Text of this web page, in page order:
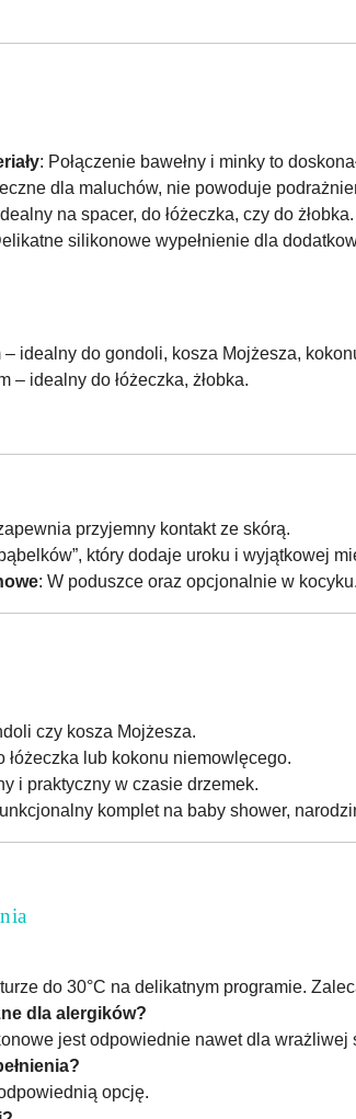
: Połączenie bawełny i minky to
dla maluchów, nie powoduje
na spacer, do łóżeczka, czy do żłobka.
silikonowe wypełnienie dla
idealny do gondoli, kosza Mojżesza,
– idealny do łóżeczka, żłobka.
przyjemny kontakt ze skórą.
który dodaje uroku i wyjątkowej
: W poduszce oraz opcjonalnie w kocyku.
czy kosza Mojżesza.
łóżeczka lub kokonu niemowlęcego.
i praktyczny w czasie drzemek.
komplet na baby shower,
do 30°C na delikatnym programie.
dla alergików?
jest odpowiednie nawet dla wrażliwej
opcję.